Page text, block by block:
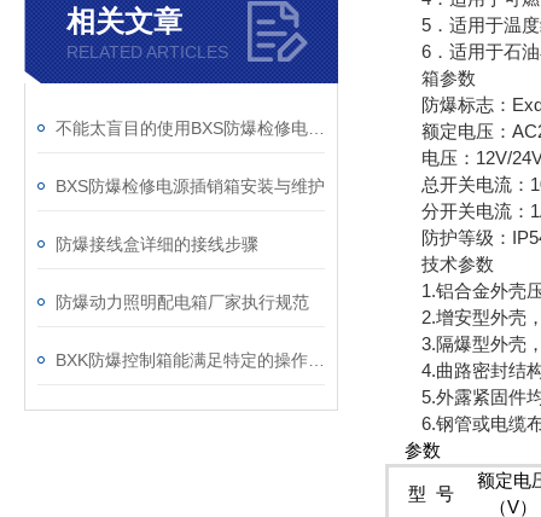
相关文章
RELATED ARTICLES
BXS防爆检修电源插销箱安装与维护
防爆接线盒详细的接线步骤
防爆动力照明配电箱厂家执行规范
5．适用于温度
6．适用于石油
箱参数
防爆标志：
额定电压：
电压：12V/24V/
总开关电流：
分开关电流：
防护等级：
技术参数
1.铝合金外壳压
2.增安型外壳，
3.隔爆型外壳，
4.曲路密封结构
5.外露紧固件均
6.钢管或电缆
参数
型 号
额定电
（V）